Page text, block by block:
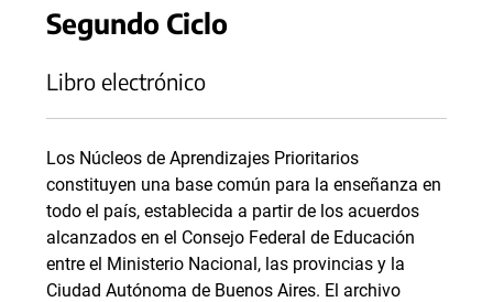
Segundo Ciclo
Libro electrónico
Los Núcleos de Aprendizajes Prioritarios
constituyen una base común para la enseñanza en
todo el país, establecida a partir de los acuerdos
alcanzados en el Consejo Federal de Educación
entre el Ministerio Nacional, las provincias y la
Ciudad Autónoma de Buenos Aires. El archivo